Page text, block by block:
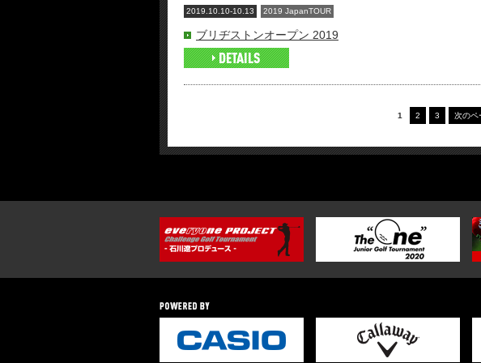
2019.10.10-10.13 2019 JapanTOUR
ブリヂストンオープン 2019
1 2 3 次のペ